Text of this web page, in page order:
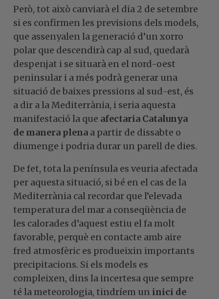
Però, tot això canviarà el dia 2 de setembre
si es confirmen les previsions dels models,
que assenyalen la generació d’un xorro
polar que descendirà cap al sud, quedarà
despenjat i se situarà en el nord-oest
peninsular i a més podrà generar una
situació de baixes pressions al sud-est, és
a dir a la Mediterrània, i seria aquesta
manifestació la que afectaria Catalunya
de manera plena a partir de dissabte o
diumenge i podria durar un parell de dies.
De fet, tota la península es veuria afectada
per aquesta situació, si bé en el cas de la
Mediterrània cal recordar que l’elevada
temperatura del mar a conseqüència de
les calorades d’aquest estiu el fa molt
favorable, perquè en contacte amb aire
fred atmosfèric es produeixin importants
precipitacions. Si els models es
compleixen, dins la incertesa que sempre
té la meteorologia, tindríem un inici de